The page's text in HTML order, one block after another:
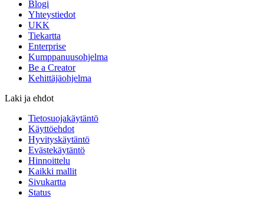
Blogi
Yhteystiedot
UKK
Tiekartta
Enterprise
Kumppanuusohjelma
Be a Creator
Kehittäjäohjelma
Laki ja ehdot
Tietosuojakäytäntö
Käyttöehdot
Hyvityskäytäntö
Evästekäytäntö
Hinnoittelu
Kaikki mallit
Sivukartta
Status